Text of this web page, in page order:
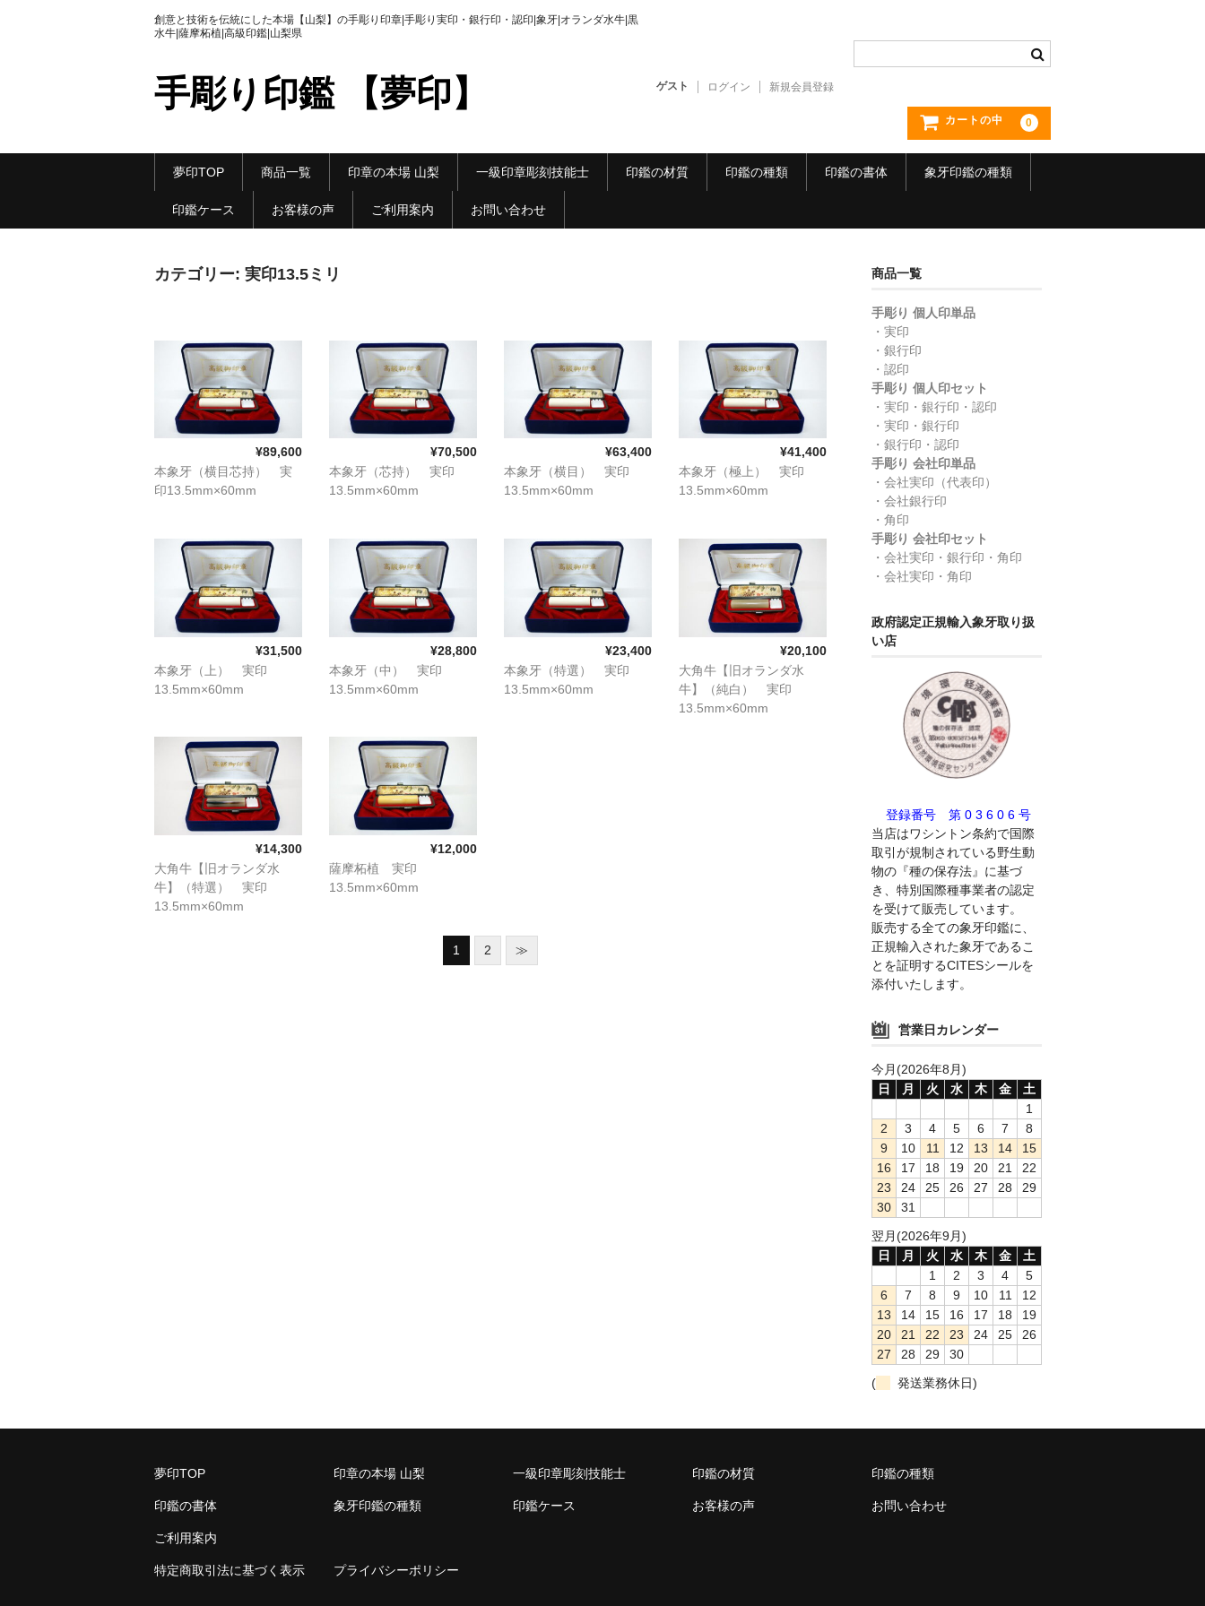
創意と技術を伝統にした本場【山梨】の手彫り印章|手彫り実印・銀行印・認印|象牙|オランダ水牛|黒
水牛|薩摩柘植|高級印鑑|山梨県
手彫り印鑑 【夢印】 ゲスト ログイン 新規会員登録
カートの中 0
夢印TOP 商品一覧 印章の本場 山梨 一級印章彫刻技能士 印鑑の材質 印鑑の種類 印鑑の書体 象牙印鑑の種類
印鑑ケース お客様の声 ご利用案内 お問い合わせ
カテゴリー: 実印13.5ミリ
¥89,600
本象牙（横目芯持） 実
印13.5mm×60mm
¥70,500
本象牙（芯持） 実印
13.5mm×60mm
¥63,400
本象牙（横目） 実印
13.5mm×60mm
¥41,400
本象牙（極上） 実印
13.5mm×60mm
¥31,500
本象牙（上） 実印
13.5mm×60mm
¥28,800
本象牙（中） 実印
13.5mm×60mm
¥23,400
本象牙（特選） 実印
13.5mm×60mm
¥20,100
大角牛【旧オランダ水
牛】（純白） 実印
13.5mm×60mm
¥14,300
大角牛【旧オランダ水
牛】（特選） 実印
13.5mm×60mm
¥12,000
薩摩柘植 実印
13.5mm×60mm
1 2 ≫
商品一覧
手彫り 個人印単品
・実印
・銀行印
・認印
手彫り 個人印セット
・実印・銀行印・認印
・実印・銀行印
・銀行印・認印
手彫り 会社印単品
・会社実印（代表印）
・会社銀行印
・角印
手彫り 会社印セット
・会社実印・銀行印・角印
・会社実印・角印
政府認定正規輸入象牙取り扱
い店
登録番号 第 0 3 6 0 6 号
当店はワシントン条約で国際
取引が規制されている野生動
物の『種の保存法』に基づ
き、特別国際種事業者の認定
を受けて販売しています。
販売する全ての象牙印鑑に、
正規輸入された象牙であるこ
とを証明するCITESシールを
添付いたします。
営業日カレンダー
今月(2026年8月)
日
月 火 水 木 金
土
1
2
3 4 5 6 7
8
9
10 11 12 13 14
15
16
17 18 19 20 21
22
23
24 25 26 27 28
29
30
31
翌月(2026年9月)
日
月 火 水 木 金
土
1
2 3 4
5
6
7 8 9 10 11
12
13
14 15 16 17 18
19
20
21 22 23 24 25
26
27
28 29
30
(
発送業務休日)
夢印TOP 印章の本場 山梨 一級印章彫刻技能士 印鑑の材質 印鑑の種類
印鑑の書体 象牙印鑑の種類 印鑑ケース お客様の声 お問い合わせ
ご利用案内
特定商取引法に基づく表示 プライバシーポリシー